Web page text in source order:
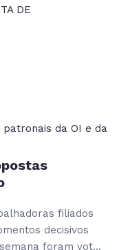
DE
filiados
decisivos
foram vot...